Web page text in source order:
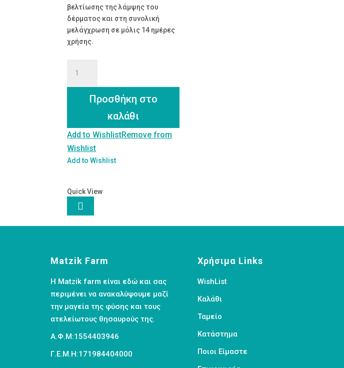
βελτίωσης της λάμψης του
δέρματος και στη συνολική
μελάγχρωση σε μόλις 14 ημέρες
χρήσης.
BRIGHT™
|
&
Βελτίωσης
Χρωματικού
Factor
ποσότητα
Προσθήκη στο
καλάθι
Add to WishlistRemove from
Wishlist
Add to Wishlist
Quick View

Matzik Farm
Η Matzik farm είναι εδώ και σας
περιμένει να ανακαλύψουμε μαζί
την μαγεία της φύσης και τους
ατελείωτους θησαυρούς της.
Α.Φ.Μ:1554403946
Γ.Ε.Μ.Η:171984404000
Χρήσιμα Links
WishList
Καλάθι
Ταμείο
Κατάστημα
Ποιοι Είμαστε